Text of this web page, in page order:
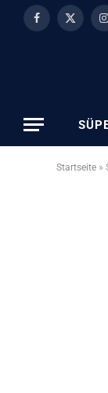
Facebook
X
Startseite »